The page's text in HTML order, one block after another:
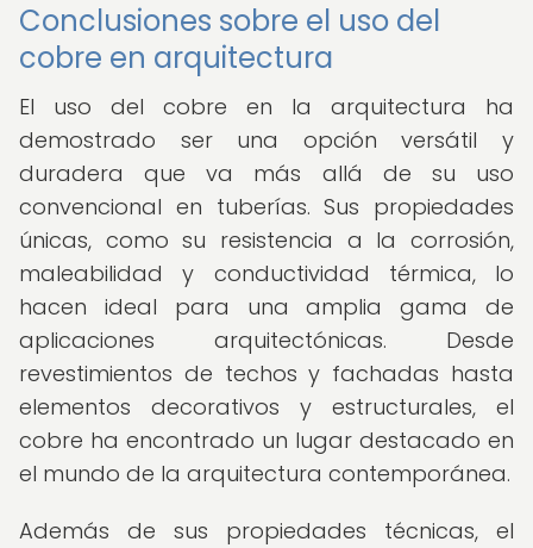
Conclusiones sobre el uso del
cobre en arquitectura
El uso del cobre en la arquitectura ha
demostrado ser una opción versátil y
duradera que va más allá de su uso
convencional en tuberías. Sus propiedades
únicas, como su resistencia a la corrosión,
maleabilidad y conductividad térmica, lo
hacen ideal para una amplia gama de
aplicaciones arquitectónicas. Desde
revestimientos de techos y fachadas hasta
elementos decorativos y estructurales, el
cobre ha encontrado un lugar destacado en
el mundo de la arquitectura contemporánea.
Además de sus propiedades técnicas, el